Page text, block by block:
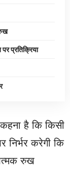
प्रतिक्रिया
है कि किसी
निर्भर करेगी कि
रुख